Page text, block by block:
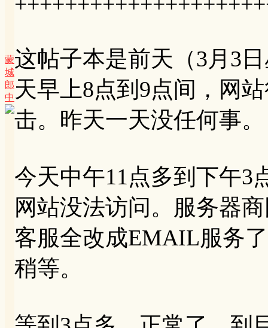
蒙
城
郎
中
这帖子本是前天（3月3
天早上8点到9点间，网
击。昨天一天没任何事。
今天中午11点多到下午3
网站没法访问。服务器
客服全改成EMAIL服务
稍等。